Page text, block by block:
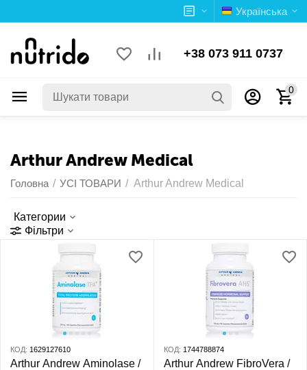
Українська
+38 073 911 0737
0
Arthur Andrew Medical
Головна / УСІ ТОВАРИ / Arthur Andrew Medical
Категории
Фільтри
КОД: 1629127610
Arthur Andrew Aminolase /
КОД: 1744788874
Arthur Andrew FibroVera /